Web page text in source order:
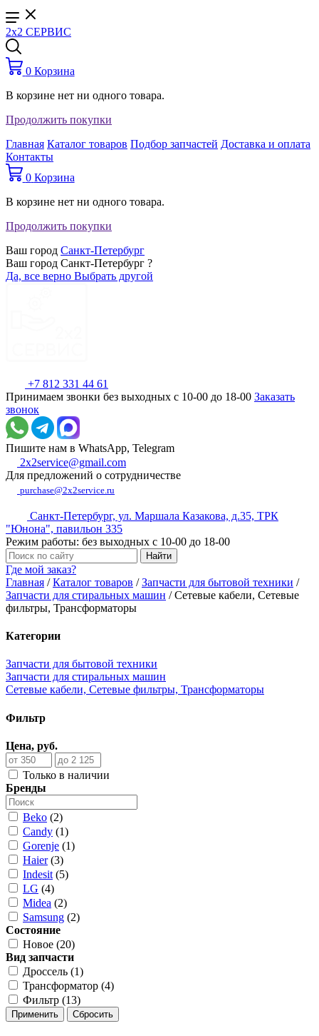
2x2 СЕРВИС
0 Корзина
В корзине нет ни одного товара.
Продолжить покупки
Главная Каталог товаров Подбор запчастей Доставка и оплата
Контакты
0 Корзина
В корзине нет ни одного товара.
Продолжить покупки
Ваш город Санкт-Петербург
Ваш город Санкт-Петербург ?
Да, все верно Выбрать другой
+7 812 331 44 61
Принимаем звонки без выходных с 10-00 до 18-00 Заказать
звонок
Пишите нам в WhatsApp, Telegram
2x2service@gmail.com
Для предложений о сотрудничестве
purchase@2x2service.ru
Санкт-Петербург, ул. Маршала Казакова, д.35, ТРК
"Юнона", павильон 335
Режим работы: без выходных с 10-00 до 18-00
Где мой заказ?
Главная /Каталог товаров /Запчасти для бытовой техники /
Запчасти для стиральных машин /Сетевые кабели, Сетевые
фильтры, Трансформаторы
Категории
Запчасти для бытовой техники
Запчасти для стиральных машин
Сетевые кабели, Сетевые фильтры, Трансформаторы
Фильтр
Цена, руб.
Только в наличии
Бренды
Beko (2)
Candy (1)
Gorenje (1)
Haier(3)
Indesit (5)
LG (4)
Midea (2)
Samsung (2)
Состояние
Новое (20)
Вид запчасти
Дроссель (1)
Трансформатор (4)
Фильтр (13)
Применить Сбросить